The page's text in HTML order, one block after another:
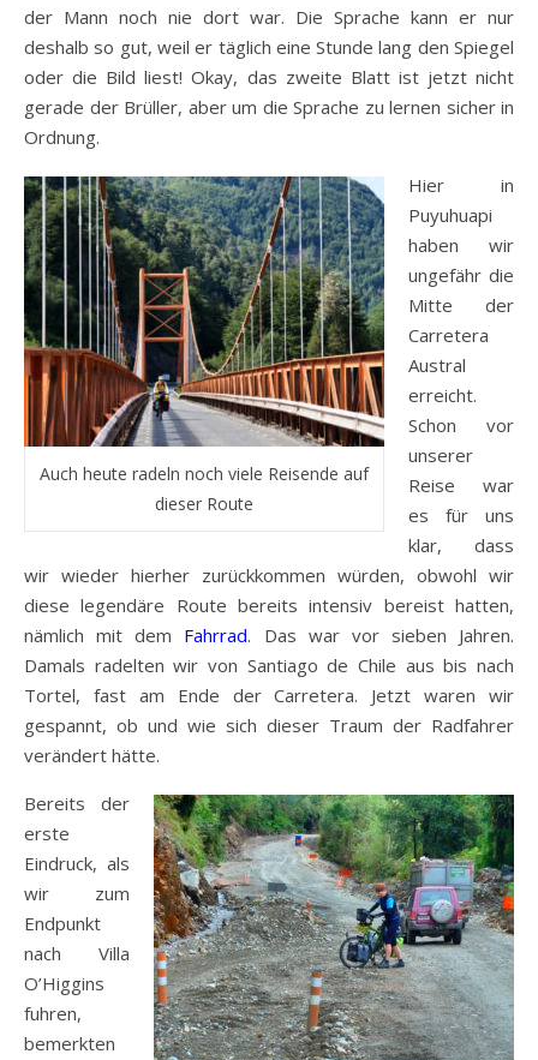
der Mann noch nie dort war. Die Sprache kann er nur
deshalb so gut, weil er täglich eine Stunde lang den Spiegel
oder die Bild liest! Okay, das zweite Blatt ist jetzt nicht
gerade der Brüller, aber um die Sprache zu lernen sicher in
Ordnung.
Auch heute radeln noch viele Reisende auf
dieser Route
Hier in
Puyuhuapi
haben wir
ungefähr die
Mitte der
Carretera
Austral
erreicht.
Schon vor
unserer
Reise war
es für uns
klar, dass
wir wieder hierher zurückkommen würden, obwohl wir
diese legendäre Route bereits intensiv bereist hatten,
nämlich mit dem Fahrrad. Das war vor sieben Jahren.
Damals radelten wir von Santiago de Chile aus bis nach
Tortel, fast am Ende der Carretera. Jetzt waren wir
gespannt, ob und wie sich dieser Traum der Radfahrer
verändert hätte.
Bereits der
erste
Eindruck, als
wir zum
Endpunkt
nach Villa
O’Higgins
fuhren,
bemerkten